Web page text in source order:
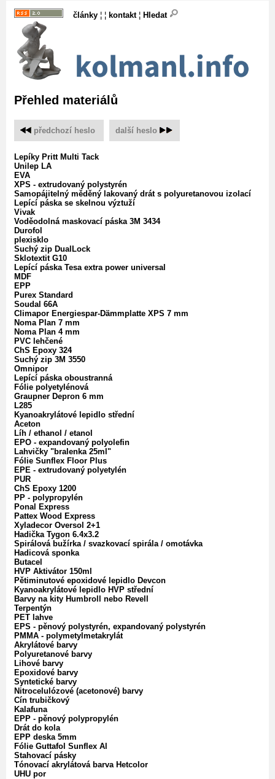
články ¦ ¦ kontakt¦ Hledat
Přehled materiálů
předchozí heslo další heslo
Lepíky Pritt Multi Tack
Unilep LA
EVA
XPS - extrudovaný polystyrén
Samopájitelný měděný lakovaný drát s polyuretanovou izolací
Lepící páska se skelnou výztuží
Vivak
Voděodolná maskovací páska 3M 3434
Durofol
plexisklo
Suchý zip DualLock
Sklotextit G10
Lepící páska Tesa extra power universal
MDF
EPP
Purex Standard
Soudal 66A
Climapor Energiespar-Dämmplatte XPS 7 mm
Noma Plan 7 mm
Noma Plan 4 mm
PVC lehčené
ChS Epoxy 324
Suchý zip 3M 3550
Omnipor
Lepící páska oboustranná
Fólie polyetylénová
Graupner Depron 6 mm
L285
Kyanoakrylátové lepidlo střední
Aceton
Líh / ethanol / etanol
EPO - expandovaný polyolefin
Lahvičky "bralenka 25ml"
Fólie Sunflex Floor Plus
EPE - extrudovaný polyetylén
PUR
ChS Epoxy 1200
PP - polypropylén
Ponal Express
Pattex Wood Express
Xyladecor Oversol 2+1
Hadička Tygon 6.4x3.2
Spirálová bužírka / svazkovací spirála / omotávka
Hadicová sponka
Butacel
HVP Aktivátor 150ml
Pětiminutové epoxidové lepidlo Devcon
Kyanoakrylátové lepidlo HVP střední
Barvy na kity Humbroll nebo Revell
Terpentýn
PET lahve
EPS - pěnový polystyrén, expandovaný polystyrén
PMMA - polymetylmetakrylát
Akrylátové barvy
Polyuretanové barvy
Lihové barvy
Epoxidové barvy
Syntetické barvy
Nitrocelulózové (acetonové) barvy
Cín trubičkový
Kalafuna
EPP - pěnový polypropylén
Drát do kola
EPP deska 5mm
Fólie Guttafol Sunflex Al
Stahovací pásky
Tónovací akrylátová barva Hetcolor
UHU por